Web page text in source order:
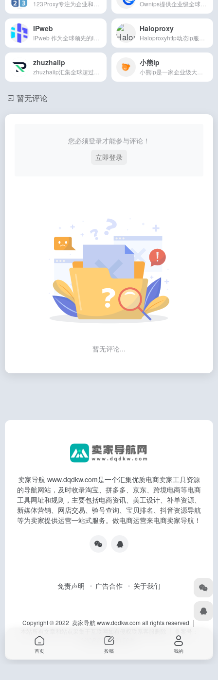
IPweb Haloproxy
zhuzhaiip 小熊ip
暂无评论
您必须登录才能参与评论！
立即登录
暂无评论...
卖家导航 www.dqdkw.com是一个汇集优质电商卖家工具资源
的导航网站，及时收录淘宝、拼多多、京东、跨境电商等电商
工具网址和规则，主要包括电商资讯、美工设计、补单资源、
新媒体营销、网店交易、验号查询、宝贝排名、抖音资源导航
等为卖家提供运营一站式服务。做电商运营来电商卖家导航！
免责声明 广告合作 关于我们
Copyright © 2022 卖家导航 www.dqdkw.com all rights reserved │
沪ICP备15028150号
首页 投稿 我的